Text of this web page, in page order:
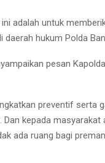
adalah untuk
hukum Polda
pesan
preventif serta
kepada
ada ruang bagi